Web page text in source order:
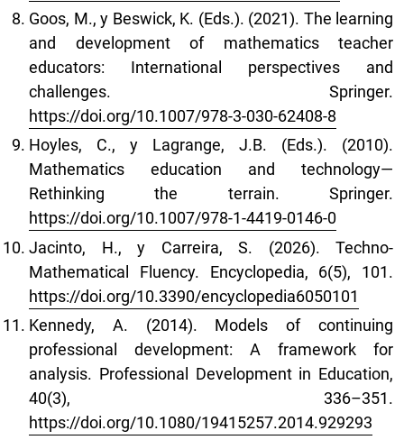
Goos, M., y Beswick, K. (Eds.). (2021). The learning
and development of mathematics teacher
educators: International perspectives and
challenges. Springer.
https://doi.org/10.1007/978-3-030-62408-8
Hoyles, C., y Lagrange, J.B. (Eds.). (2010).
Mathematics education and technology—
Rethinking the terrain. Springer.
https://doi.org/10.1007/978-1-4419-0146-0
Jacinto, H., y Carreira, S. (2026). Techno-
Mathematical Fluency. Encyclopedia, 6(5), 101.
https://doi.org/10.3390/encyclopedia6050101
Kennedy, A. (2014). Models of continuing
professional development: A framework for
analysis. Professional Development in Education,
40(3), 336–351.
https://doi.org/10.1080/19415257.2014.929293